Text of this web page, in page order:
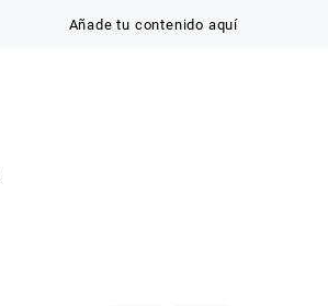
Añade tu contenido aquí